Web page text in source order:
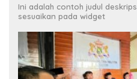
Ini adalah contoh judul
sesuaikan pada widget